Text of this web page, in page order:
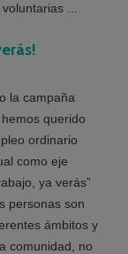
...
la campaña
querido
ordinario
como eje
ya verás”
personas son
ámbitos y
comunidad, no